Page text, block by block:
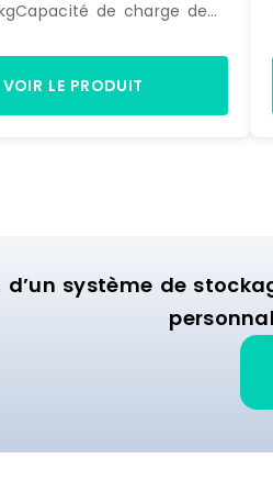
de charge de
des
x 90 cmDimensions
35 x 139 cmPoids7,5
VOIR LE PRODUIT
d’un système de